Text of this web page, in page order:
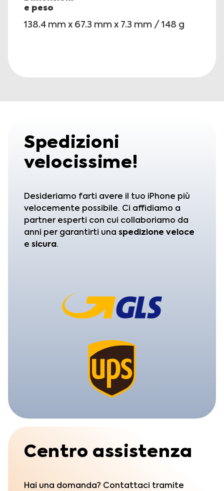
e peso
138.4 mm x 67.3 mm x 7.3 mm / 148 g
Spedizioni
velocissime!
Desideriamo farti avere il tuo iPhone più
velocemente possibile. Ci affidiamo a
partner esperti con cui collaboriamo da
anni per garantirti una spedizione veloce
e sicura.
Centro assistenza
Hai una domanda? Contattaci tramite